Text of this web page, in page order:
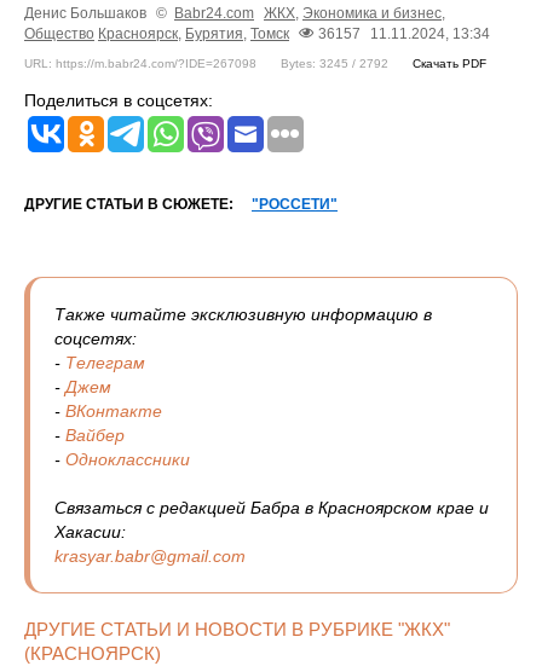
Денис Большаков © Babr24.com ЖКХ, Экономика и бизнес,
Общество Красноярск, Бурятия, Томск 36157 11.11.2024, 13:34
URL: https://m.babr24.com/?IDE=267098 Bytes: 3245 / 2792 Скачать PDF
Поделиться в соцсетях:
ДРУГИЕ СТАТЬИ В СЮЖЕТЕ: "РОССЕТИ"
Также читайте эксклюзивную информацию в
соцсетях:
- Телеграм
- Джем
- ВКонтакте
- Вайбер
- Одноклассники
Связаться с редакцией Бабра в Красноярском крае и
Хакасии:
krasyar.babr@gmail.com
ДРУГИЕ СТАТЬИ И НОВОСТИ В РУБРИКЕ "ЖКХ"
(КРАСНОЯРСК)